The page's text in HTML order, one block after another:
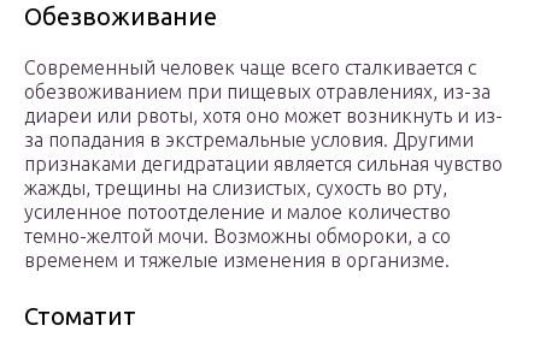
Обезвоживание
Современный человек чаще всего сталкивается с
обезвоживанием при пищевых отравлениях, из-за
диареи или рвоты, хотя оно может возникнуть и из-
за попадания в экстремальные условия. Другими
признаками дегидратации является сильная чувство
жажды, трещины на слизистых, сухость во рту,
усиленное потоотделение и малое количество
темно-желтой мочи. Возможны обмороки, а со
временем и тяжелые изменения в организме.
Стоматит